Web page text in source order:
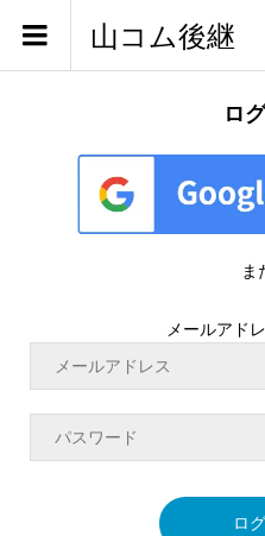
山コム後継
ロ
ま
メールアド
ロ